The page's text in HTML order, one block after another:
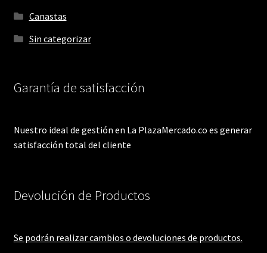
Canastas
Sin categorizar
Garantía de satisfacción
Nuestro ideal de gestión en La PlazaMercado.co es generar
satisfacción total del cliente
Devolución de Productos
Se podrán realizar cambios o devoluciones de productos.